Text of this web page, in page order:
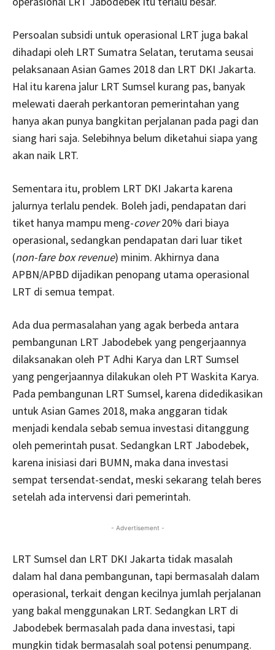
Persoalan subsidi untuk operasional LRT juga bakal
dihadapi oleh LRT Sumatra Selatan, terutama seusai
pelaksanaan Asian Games 2018 dan LRT DKI Jakarta.
Hal itu karena jalur LRT Sumsel kurang pas, banyak
melewati daerah perkantoran pemerintahan yang
hanya akan punya bangkitan perjalanan pada pagi dan
siang hari saja. Selebihnya belum diketahui siapa yang
akan naik LRT.
Sementara itu, problem LRT DKI Jakarta karena
jalurnya terlalu pendek. Boleh jadi, pendapatan dari
tiket hanya mampu meng-cover20% dari biaya
operasional, sedangkan pendapatan dari luar tiket
(non-fare box revenue) minim. Akhirnya dana
APBN/APBD dijadikan penopang utama operasional
LRT di semua tempat.
Ada dua permasalahan yang agak berbeda antara
pembangunan LRT Jabodebek yang pengerjaannya
dilaksanakan oleh PT Adhi Karya dan LRT Sumsel
yang pengerjaannya dilakukan oleh PT Waskita Karya.
Pada pembangunan LRT Sumsel, karena didedikasikan
untuk Asian Games 2018, maka anggaran tidak
menjadi kendala sebab semua investasi ditanggung
oleh pemerintah pusat. Sedangkan LRT Jabodebek,
karena inisiasi dari BUMN, maka dana investasi
sempat tersendat-sendat, meski sekarang telah beres
setelah ada intervensi dari pemerintah.
- Advertisement -
LRT Sumsel dan LRT DKI Jakarta tidak masalah
dalam hal dana pembangunan, tapi bermasalah dalam
operasional, terkait dengan kecilnya jumlah perjalanan
yang bakal menggunakan LRT. Sedangkan LRT di
Jabodebek bermasalah pada dana investasi, tapi
mungkin tidak bermasalah soal potensi penumpang.